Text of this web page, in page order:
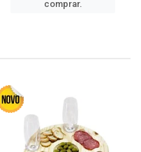
comprar.